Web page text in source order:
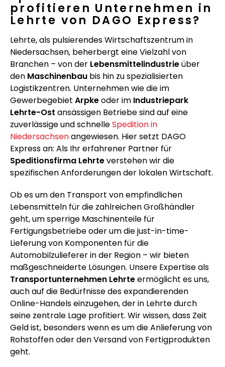
profitieren Unternehmen in
Lehrte von DAGO Express?
Lehrte, als pulsierendes Wirtschaftszentrum in
Niedersachsen, beherbergt eine Vielzahl von
Branchen – von der Lebensmittelindustrieüber
den Maschinenbau bis hin zu spezialisierten
Logistikzentren. Unternehmen wie die im
Gewerbegebiet Arpkeoder im Industriepark
Lehrte-Ost ansässigen Betriebe sind auf eine
zuverlässige und schnelleSpedition in
Niedersachsenangewiesen. Hier setzt DAGO
Express an: Als Ihr erfahrener Partner für
Speditionsfirma Lehrteverstehen wir die
spezifischen Anforderungen der lokalen Wirtschaft.
Ob es um den Transport von empfindlichen
Lebensmitteln für die zahlreichen Großhändler
geht, um sperrige Maschinenteile für
Fertigungsbetriebe oder um die just-in-time-
Lieferung von Komponenten für die
Automobilzulieferer in der Region – wir bieten
maßgeschneiderte Lösungen. Unsere Expertise als
Transportunternehmen Lehrteermöglicht es uns,
auch auf die Bedürfnisse des expandierenden
Online-Handels einzugehen, der in Lehrte durch
seine zentrale Lage profitiert. Wir wissen, dass Zeit
Geld ist, besonders wenn es um die Anlieferung von
Rohstoffen oder den Versand von Fertigprodukten
geht.